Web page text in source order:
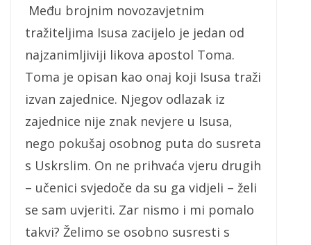
Među brojnim novozavjetnim
tražiteljima Isusa zacijelo je jedan od
najzanimljiviji likova apostol Toma.
Toma je opisan kao onaj koji Isusa traži
izvan zajednice. Njegov odlazak iz
zajednice nije znak nevjere u Isusa,
nego pokušaj osobnog puta do susreta
s Uskrslim. On ne prihvaća vjeru drugih
– učenici svjedoče da su ga vidjeli – želi
se sam uvjeriti. Zar nismo i mi pomalo
takvi? Želimo se osobno susresti s